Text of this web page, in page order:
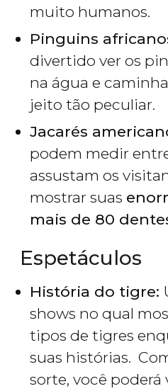
muito humanos.
Pinguins
divertido ver os
na água e
jeito tão peculiar.
Jacarés
podem medir
assustam os
mostrar suas
mais de 80
Espetáculos
História do tigre:
shows no qual
tipos de tigres
suas histórias.
sorte, você poderá